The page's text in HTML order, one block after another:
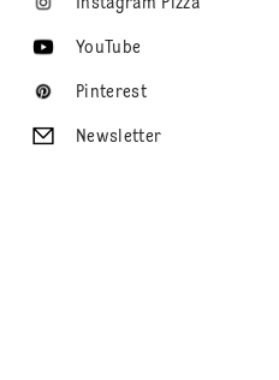
YouTube
Pinterest
Newsletter